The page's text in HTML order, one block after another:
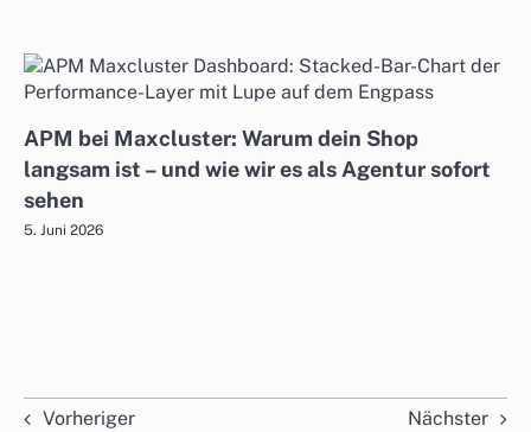
APM bei Maxcluster: Warum dein Shop
langsam ist – und wie wir es als Agentur sofort
sehen
5. Juni 2026
Vorheriger Nächster